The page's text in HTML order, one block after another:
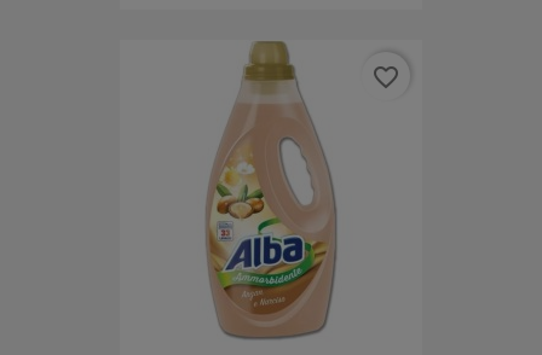
favorite_border